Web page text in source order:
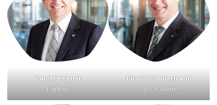
Daniel Hegner
Partner
Pirmin Zimmermann
CEO, Partner